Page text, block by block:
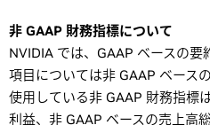
非 GAAP 財務指標について
NVIDIA では、GAAP ベースの
項目については非 GAAP ベース
使用している非 GAAP 財務指標
利益、非 GAAP ベースの売上高